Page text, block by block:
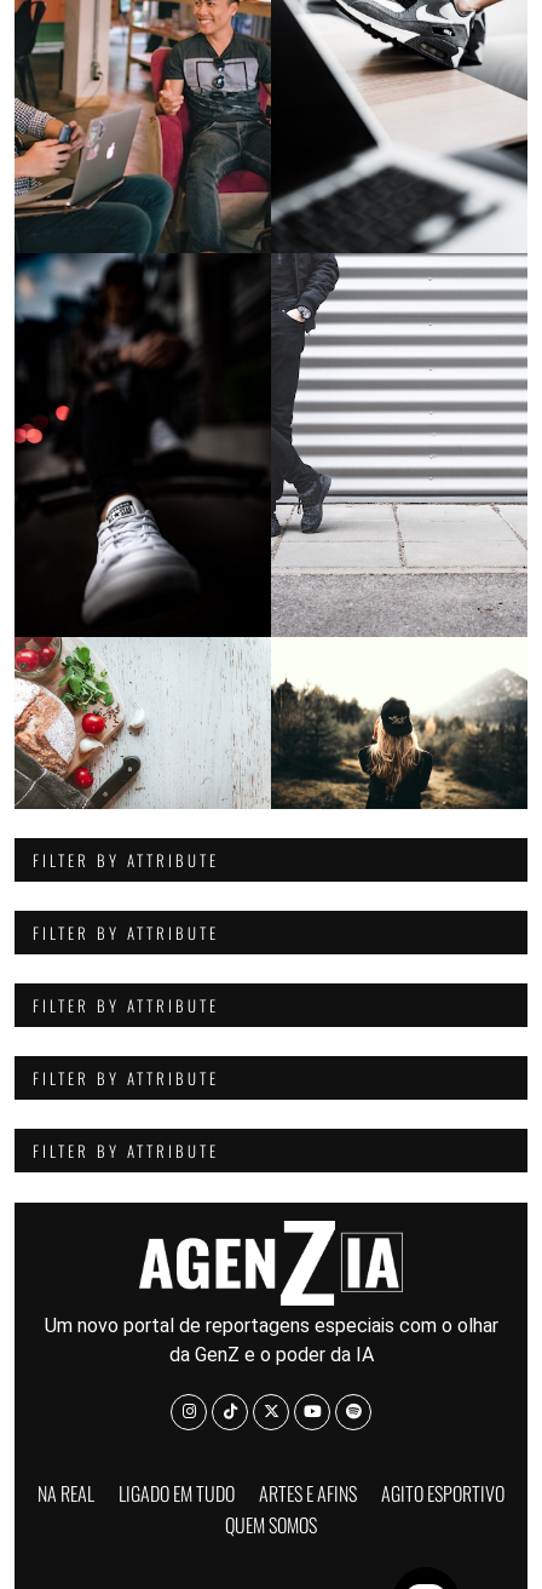
FILTER BY ATTRIBUTE
FILTER BY ATTRIBUTE
FILTER BY ATTRIBUTE
FILTER BY ATTRIBUTE
FILTER BY ATTRIBUTE
Um novo portal de reportagens especiais com o olhar
da GenZ e o poder da IA
NA REAL LIGADO EM TUDO ARTES E AFINS
AGITO ESPORTIVO
QUEM SOMOS